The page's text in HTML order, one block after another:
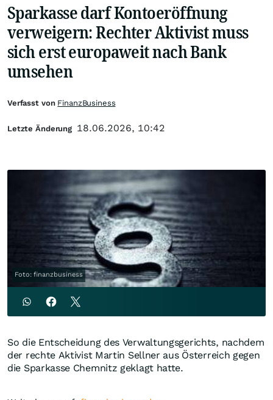
Sparkasse darf Kontoeröffnung
verweigern: Rechter Aktivist muss
sich erst europaweit nach Bank
umsehen
Foto: finanzbusiness
So die Entscheidung des Verwaltungsgerichts, nachdem
der rechte Aktivist Martin Sellner aus Österreich gegen
die Sparkasse Chemnitz geklagt hatte.
Verfasst von FinanzBusiness
Letzte Änderung 18.06.2026, 10:42